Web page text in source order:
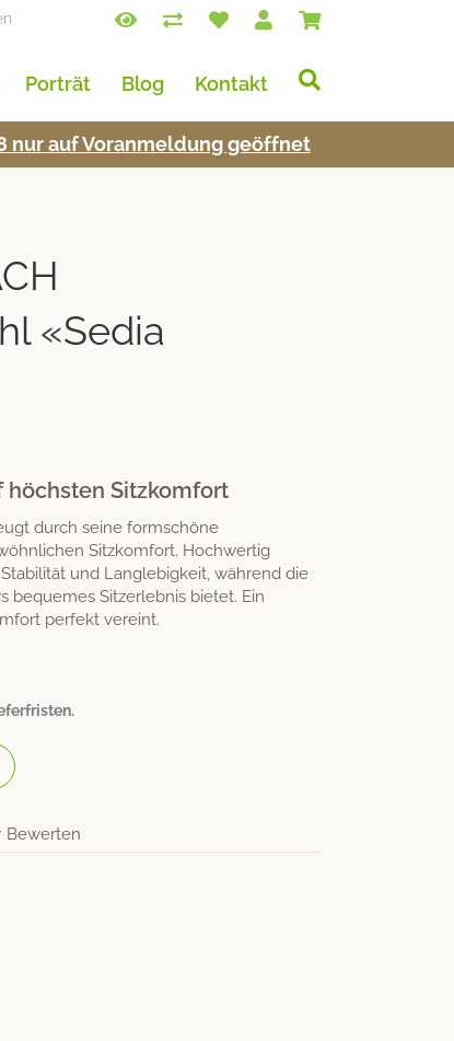
Porträt Blog Kontakt
nur auf Voran­mel­dung geöffnet
«Sedia
Sitzkomfort
durch seine formschöne
Sitzkomfort. Hochwertig
und Langlebigkeit, während die
bequemes Sitzerlebnis bietet. Ein
perfekt vereint.
Bewerten